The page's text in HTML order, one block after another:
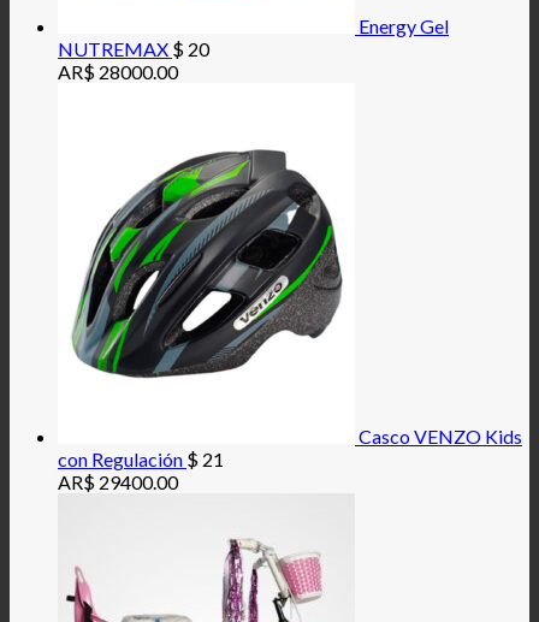
Energy Gel
NUTREMAX $ 20
AR$ 28000.00
Casco VENZO Kids
con Regulación $ 21
AR$ 29400.00